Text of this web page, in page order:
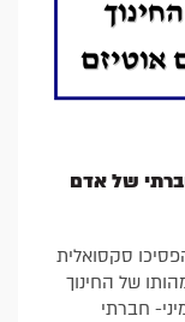
של אדם
סקסואלית
של החינוך
חברתי